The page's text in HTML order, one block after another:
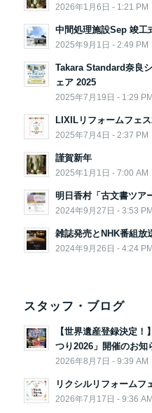
2026年1月6日 - 1:21 PM
中間処理施設Sep 竣工
2025年9月1日 - 2:49 PM
Takara Standard奈良
ェア 2025
2025年7月19日 - 1:29 PM
LIXILリフォームフェ
2025年7月4日 - 2:37 PM
謹賀新年
2025年1月1日 - 7:00 AM
明日香村「古文書ツア
2024年9月27日 - 3:53 PM
雑誌発売とNHK番組
2024年9月26日 - 4:24 PM
スタッフ・ブログ
【世界遺産登録決定
つり2026」開催のお知
2026年8月7日 - 9:39 AM
リクシルリフォーム
2026年7月17日 - 9:36 AM